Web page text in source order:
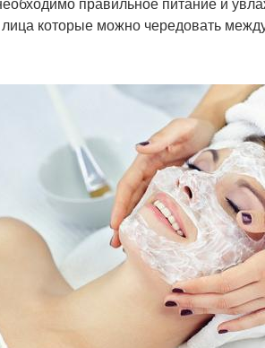
которые можно чередовать